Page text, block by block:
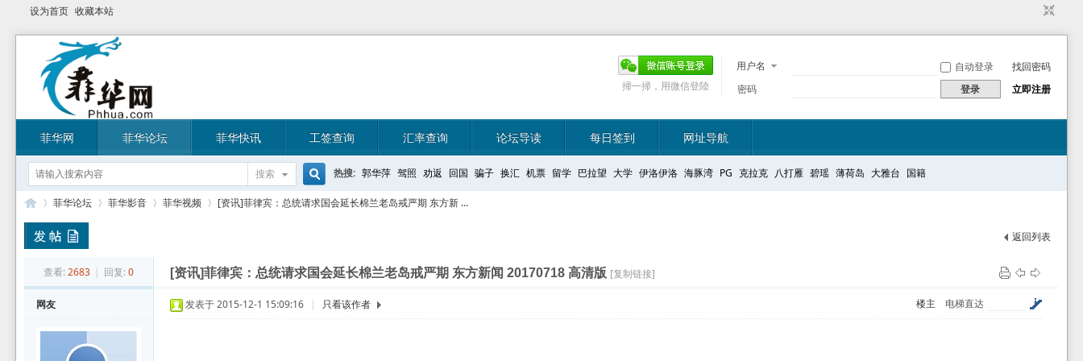
设为首页 收藏本站
用户名 自动登录
找回密码
密码
登录 立即注册
掃一掃，用微信登陸
菲华网 菲华论坛 菲华快讯 工签查询 汇率查询 论坛导读 每日签到 网址导航
搜索
搜
索
热搜: 郭华萍 驾照 劝返 回国 骗子 换汇 机票 留学 巴拉望 大学 伊洛伊洛 海豚湾 PG 克拉克 八打雁 碧瑶 薄荷岛 大雅台 国籍
菲华论坛 菲华影音 菲华视频
›
[资讯]菲律宾：总统请求国会延长棉兰老岛戒严期 东方新 ...
返回列表
查看: 2683 | 回复: 0 [资讯]菲律宾：总统请求国会延长棉兰老岛戒严期 东方新闻 20170718 高清版 [复制链接]
网友 电梯直达
楼主
发表于 2015-12-1 15:09:16 | 只看该作者